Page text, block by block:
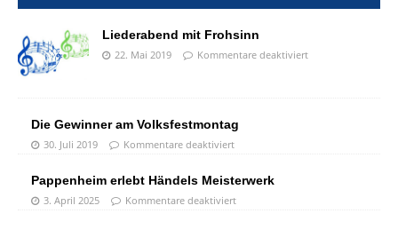
Liederabend mit Frohsinn
22. Mai 2019 Kommentare deaktiviert
Die Gewinner am Volksfestmontag
30. Juli 2019 Kommentare deaktiviert
Pappenheim erlebt Händels Meisterwerk
3. April 2025 Kommentare deaktiviert